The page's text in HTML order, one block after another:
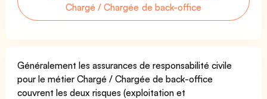
Chargé / Chargée de back-office
Généralement les assurances de responsabilité civile
pour le métier Chargé / Chargée de back-office
couvrent les deux risques (exploitation et